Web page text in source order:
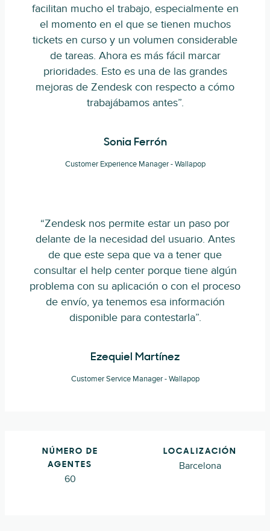
facilitan mucho el trabajo, especialmente en
el momento en el que se tienen muchos
tickets en curso y un volumen considerable
de tareas. Ahora es más fácil marcar
prioridades. Esto es una de las grandes
mejoras de Zendesk con respecto a cómo
trabajábamos antes”.
Sonia Ferrón
Customer Experience Manager - Wallapop
“Zendesk nos permite estar un paso por
delante de la necesidad del usuario. Antes
de que este sepa que va a tener que
consultar el help center porque tiene algún
problema con su aplicación o con el proceso
de envío, ya tenemos esa información
disponible para contestarla”.
Ezequiel Martínez
Customer Service Manager - Wallapop
NÚMERO DE
AGENTES
60
LOCALIZACIÓN
Barcelona